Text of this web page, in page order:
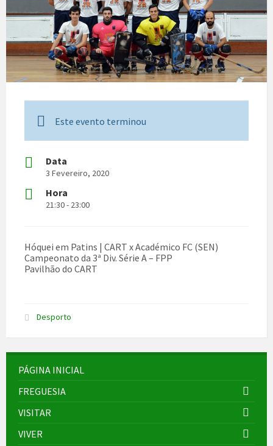
Este evento terminou
Data
3 Fevereiro, 2020
Hora
21:30 - 23:00
Hóquei em Patins | CART x Académico FC (SEN)
Campeonato da 3ª Div. Série A – FPP
Pavilhão do CART
Desporto
PÁGINA INICIAL
FREGUESIA
VISITAR
VIVER